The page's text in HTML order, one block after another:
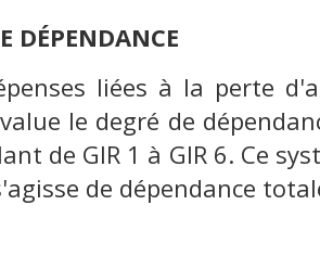
DÉPENDANCE
liées à la perte
le degré de
de GIR 1 à GIR 6. Ce
de dépendance